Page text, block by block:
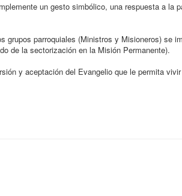
un gesto simbólico, una respuesta a la
parroquiales (Ministros y Misioneros) se
de la sectorización en la Misión Permanente).
y aceptación del Evangelio que le permita